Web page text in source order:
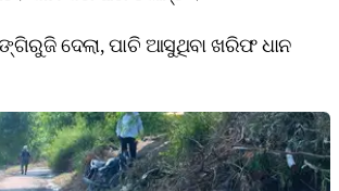
ଦେଲା, ପାଚି ଆସୁଥିବା ଖରିଫ ଧାନ